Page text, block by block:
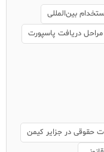
بین‌المللی
دریافت پاسپورت
حقوقی در جزایر کیمن